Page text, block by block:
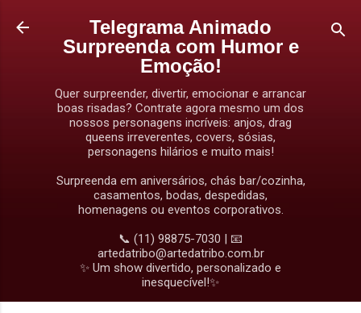
Pular para o conteúdo principal
Telegrama Animado
Surpreenda com Humor e
Emoção!
Quer surpreender, divertir, emocionar e arrancar
boas risadas? Contrate agora mesmo um dos
nossos personagens incríveis: anjos, drag
queens irreverentes, covers, sósias,
personagens hilários e muito mais!
Surpreenda em aniversários, chás bar/cozinha,
casamentos, bodas, despedidas,
homenagens ou eventos corporativos.
📞 (11) 98875-7030 | 📧
artedatribo@artedatribo.com.br
✨ Um show divertido, personalizado e
inesquecível!✨